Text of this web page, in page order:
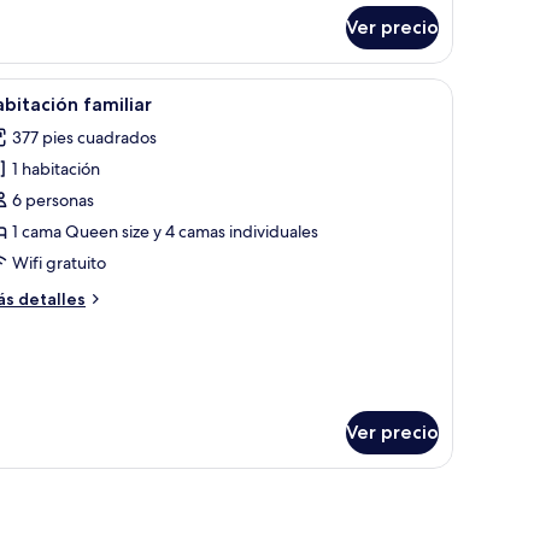
Ver precio
cama grande, cabecera de madera, lámparas de noche, una mesita
Un baño moderno con un lavamanos
1 familiar
377 pies cuadrados
1 habitación
6 personas
1 cama Queen size y 4 camas individuales
Wifi gratuito
detalles
Ver precio